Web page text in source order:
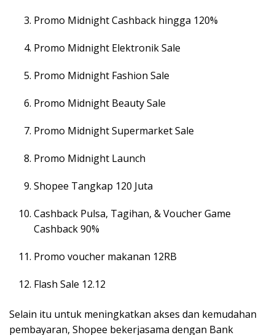
Promo Midnight Cashback hingga 120%
Promo Midnight Elektronik Sale
Promo Midnight Fashion Sale
Promo Midnight Beauty Sale
Promo Midnight Supermarket Sale
Promo Midnight Launch
Shopee Tangkap 120 Juta
Cashback Pulsa, Tagihan, & Voucher Game
Cashback 90%
Promo voucher makanan 12RB
Flash Sale 12.12
Selain itu untuk meningkatkan akses dan kemudahan
pembayaran, Shopee bekerjasama dengan Bank